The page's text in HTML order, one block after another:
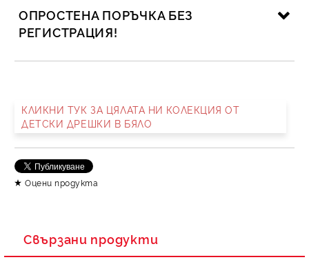
ОПРОСТЕНА ПОРЪЧКА БЕЗ
РЕГИСТРАЦИЯ!
Ние ще се свържем с вас в рамките на работния ден.
КЛИКНИ ТУК ЗА ЦЯЛАТА НИ КОЛЕКЦИЯ ОТ
ДЕТСКИ ДРЕШКИ В БЯЛО
Оцени продукта
Свързани продукти